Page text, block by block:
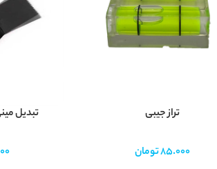
تراز جیبی
85.000تومان
تبدیل